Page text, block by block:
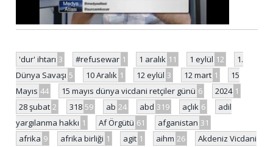
'dur' ihtarı 3 #refusewar 1 1 aralık 11 1 eylül 12
1.
Dünya Savaşı 5 10 Aralık 1 12 eylül 3 12 mart 1
15
Mayıs 44 15 mayıs dünya vicdani retçiler günü 6 2024 1
28 şubat 2 318 59 ab 24 abd 319 açlık 6
adil
yargılanma hakkı 1 Af Örgütü 61 afganistan 31
afrika 9 afrika birliği 1 agit 1 aihm 26 Akdeniz Vicdani